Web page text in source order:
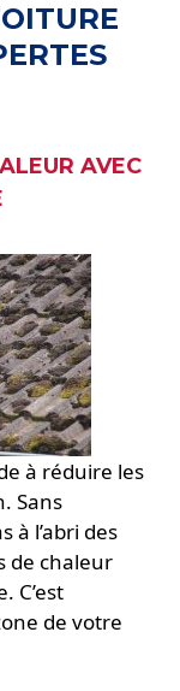
AVEC
à réduire les
Sans
à l’abri des
de chaleur
C’est
de votre